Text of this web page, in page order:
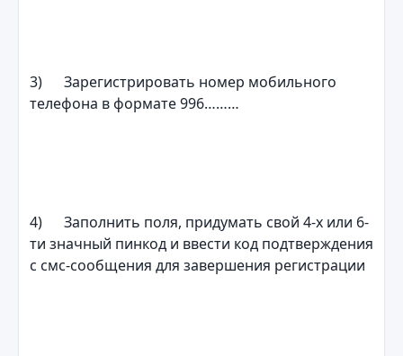
3) Зарегистрировать номер мобильного
телефона в формате 996………
4) Заполнить поля, придумать свой 4-х или 6-
ти значный пинкод и ввести код подтверждения
с смс-сообщения для завершения регистрации